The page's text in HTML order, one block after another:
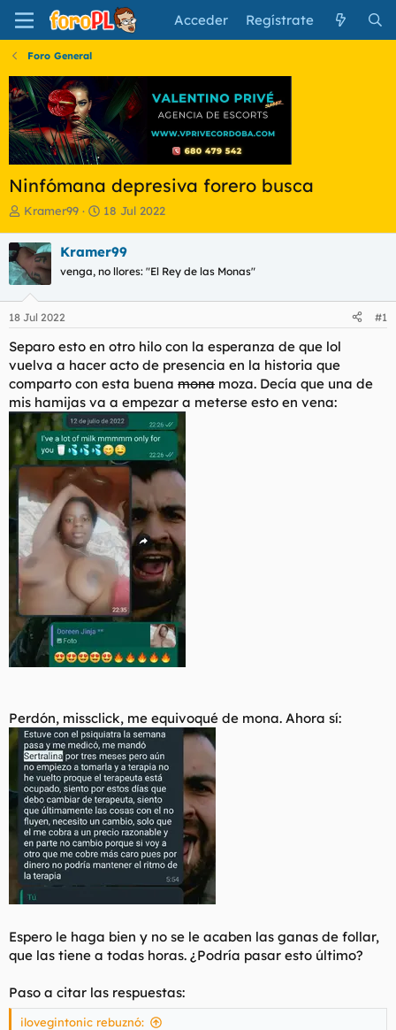
Acceder Regístrate
Foro General
Ninfómana depresiva forero busca
I
i
c
i
a
d
o
d
e
l
t
e
m
a
Kramer99
F
h
a
e
i
c
i
o
18 Jul 2022
Kramer99
venga, no llores: "El Rey de las Monas"
18 Jul 2022 #1
Separo esto en otro hilo con la esperanza de que lol
vuelva a hacer acto de presencia en la historia que
comparto con esta buena mona moza. Decía que una de
mis hamijas va a empezar a meterse esto en vena:
Perdón, missclick, me equivoqué de mona. Ahora sí:
Espero le haga bien y no se le acaben las ganas de follar,
que las tiene a todas horas. ¿Podría pasar esto último?
Paso a citar las respuestas:
ilovegintonic rebuznó: